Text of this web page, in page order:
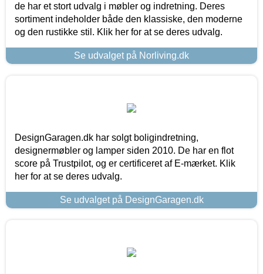
de har et stort udvalg i møbler og indretning. Deres
sortiment indeholder både den klassiske, den moderne
og den rustikke stil. Klik her for at se deres udvalg.
Se udvalget på Norliving.dk
DesignGaragen.dk har solgt boligindretning,
designermøbler og lamper siden 2010. De har en flot
score på Trustpilot, og er certificeret af E-mærket. Klik
her for at se deres udvalg.
Se udvalget på DesignGaragen.dk